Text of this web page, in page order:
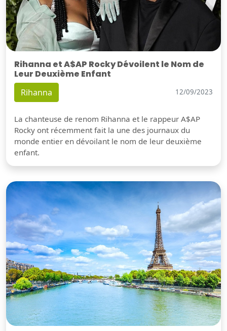
Rihanna et A$AP Rocky Dévoilent le Nom de
Leur Deuxième Enfant
Rihanna 12/09/2023
La chanteuse de renom Rihanna et le rappeur A$AP
Rocky ont récemment fait la une des journaux du
monde entier en dévoilant le nom de leur deuxième
enfant.